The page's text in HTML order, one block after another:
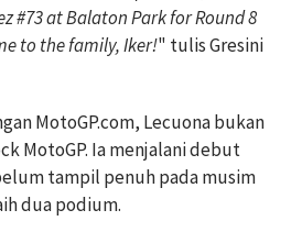
#73 at Balaton Park for Round 8
to the family, Iker!" tulis Gresini
MotoGP.com, Lecuona bukan
MotoGP. Ia menjalani debut
tampil penuh pada musim
dua podium.